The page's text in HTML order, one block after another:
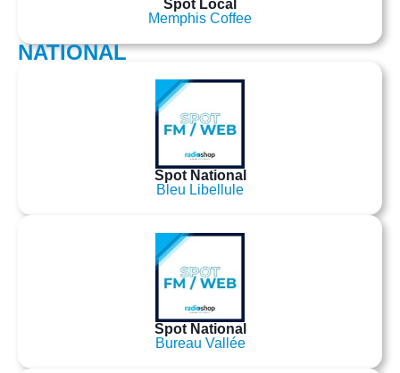
Spot Local
Memphis Coffee
NATIONAL
Spot National
Bleu Libellule
Spot National
Bureau Vallée